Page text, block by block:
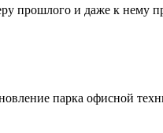
прошлого и даже к нему
парка офисной